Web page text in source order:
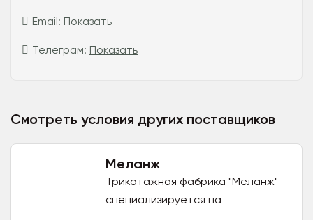
Email: Показать
Телеграм: Показать
Смотреть условия других поставщиков
Меланж
Трикотажная фабрика "Меланж"
специализируется на